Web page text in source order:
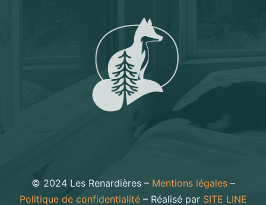
© 2024 Les Renardières – Mentions légales–
Politique de confidentialité– Réalisé par SITE LINE